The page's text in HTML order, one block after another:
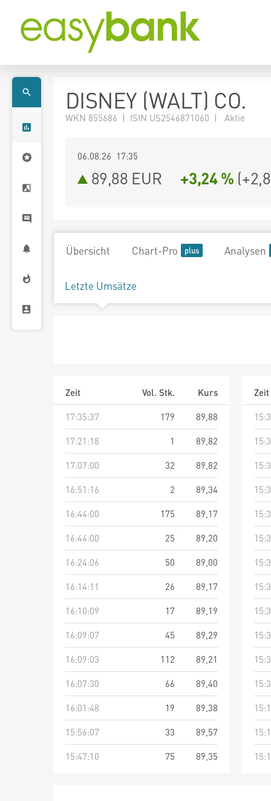
DISNEY (WALT) CO.
WKN 855686 | ISIN US2546871060 | Aktie
06.08.26 17:35
89,88 EUR +3,24 % (
Übersicht Chart-Pro Analysen
Letzte Umsätze
Zeit Vol. Stk.
Kurs
17:35:37
179
89,88
17:21:18
1
89,82
17:07:00
32
89,82
16:51:16
2
89,34
16:44:00
175
89,17
16:44:00
25
89,20
16:24:06
50
89,00
16:14:11
26
89,17
16:10:09
17
89,19
16:09:07
45
89,29
16:09:03
112
89,21
16:07:30
66
89,40
16:01:48
19
89,38
15:56:07
33
89,57
15:47:10
75 89,35
Zeit